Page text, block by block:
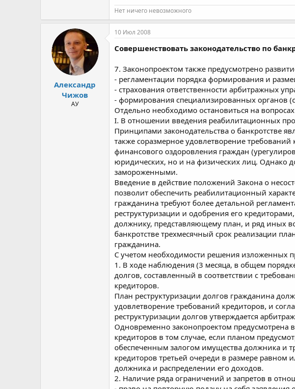
Нет ничего невозможного
Александр
Чижов
АУ
10 Июл 2008
Совершенствовать законодательство по
7. Законопроектом также предусмотрено
- регламентации порядка формирования и
- страхования ответственности арбитражных
- формирования специализированных органов
Отдельно необходимо остановиться на
I. В отношении введения реабилитационных
Принципами законодательства о банкротстве
также соразмерное удовлетворение
финансового оздоровления граждан
юридических, но и на физических лиц. Однако
замороженными.
Введение в действие положений Закона о
позволит обеспечить реабилитационный
гражданина требуют более детальной
реструктуризации и одобрения его
должнику, представляющему план, и ряд иных
банкротстве трехмесячный срок реализации
гражданина.
С учетом необходимости решения изложенных
1. В ходе наблюдения (3 месяца, в общем
долгов, составленный в соответствии с
кредиторов.
План реструктуризации долгов гражданина
удовлетворение требований кредиторов, и
реструктуризации долгов утверждается
Одновременно законопроектом предусмотрена
кредиторов в том случае, если планом
обеспеченным залогом имущества должника и
кредиторов третьей очереди в размере
должника и распределении его доходов.
2. Наличие ряда ограничений и запретов в